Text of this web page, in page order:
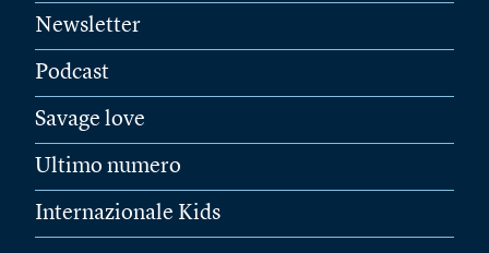
Newsletter
Podcast
Savage love
Ultimo numero
Internazionale Kids